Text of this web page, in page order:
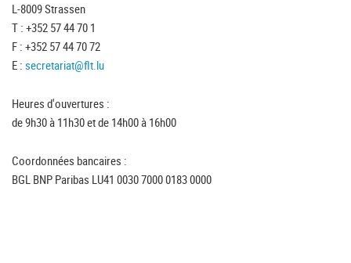
L-8009 Strassen
T : +352 57 44 70 1
F : +352 57 44 70 72
E : secretariat@flt.lu
Heures d'ouvertures :
de 9h30 à 11h30 et de 14h00 à 16h00
Coordonnées bancaires :
BGL BNP Paribas LU41 0030 7000 0183 0000